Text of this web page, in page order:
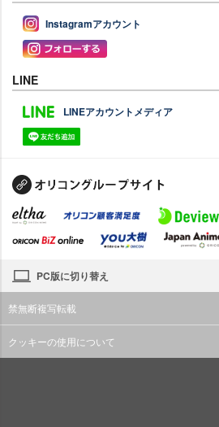
Instagramアカウント
LINE
LINEアカウントメディア
PC版に切り替え
禁無断複写転載
クッキーの使用について